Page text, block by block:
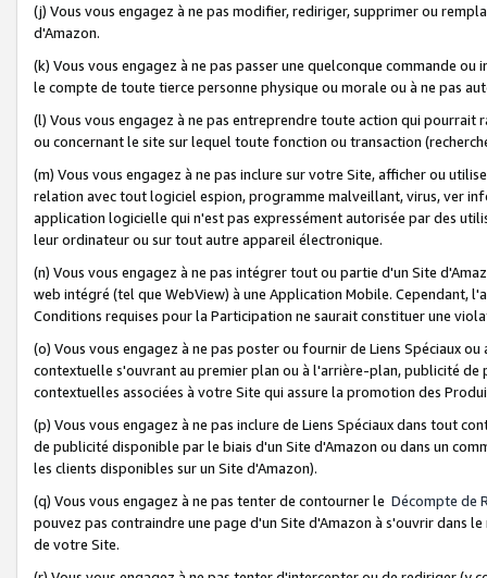
(j) Vous vous engagez à ne pas modifier, rediriger, supprimer ou
d'Amazon.
(k) Vous vous engagez à ne pas passer une quelconque commande
le compte de toute tierce personne physique ou morale ou à ne pas
(l) Vous vous engagez à ne pas entreprendre toute action qui
ou concernant le site sur lequel toute fonction ou transaction
(m) Vous vous engagez à ne pas inclure sur votre Site, afficher ou
relation avec tout logiciel espion, programme malveillant, virus, ver
application logicielle qui n'est pas expressément autorisée par des
leur ordinateur ou sur tout autre appareil électronique.
(n) Vous vous engagez à ne pas intégrer tout ou partie d'un Site
web intégré (tel que WebView) à une Application Mobile. Cependant,
Conditions requises pour la Participation ne saurait constituer une
(o) Vous vous engagez à ne pas poster ou fournir de Liens Spéciaux
contextuelle s'ouvrant au premier plan ou à l'arrière-plan, publicité
contextuelles associées à votre Site qui assure la promotion des
(p) Vous vous engagez à ne pas inclure de Liens Spéciaux dans tout
de publicité disponible par le biais d'un Site d'Amazon ou dans un
les clients disponibles sur un Site d'Amazon).
(q) Vous vous engagez à ne pas tenter de contourner le Décompte de
pouvez pas contraindre une page d'un Site d'Amazon à s'ouvrir dans
de votre Site.